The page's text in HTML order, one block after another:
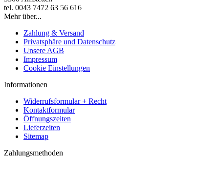
tel. 0043 7472 63 56 616
Mehr über...
Zahlung & Versand
Privatsphäre und Datenschutz
Unsere AGB
Impressum
Cookie Einstellungen
Informationen
Widerrufsformular + Recht
Kontaktformular
Öffnungszeiten
Lieferzeiten
Sitemap
Zahlungsmethoden